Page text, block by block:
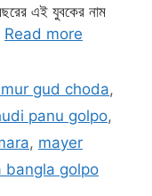
এই যুবকের নাম
Read more
gud choda,
panu golpo,
, mayer
bangla golpo